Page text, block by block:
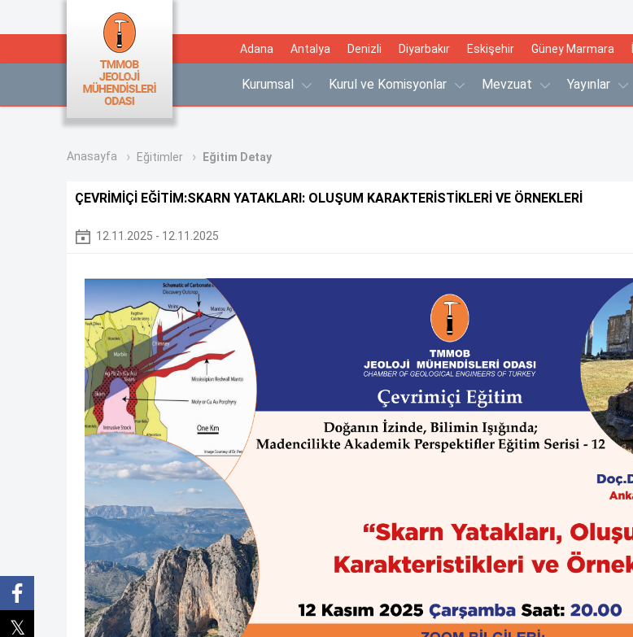
Adana Antalya Denizli Diyarbakır Eskişehir Güney Marmara
Kurumsal Kurul ve Komisyonlar Mevzuat Yayınlar
Anasayfa Eğitimler Eğitim Detay
ÇEVRİMİÇİ EĞİTİM:SKARN YATAKLARI: OLUŞUM KARAKTERİSTİKLERİ VE ÖRNEKLERİ
12.11.2025 - 12.11.2025